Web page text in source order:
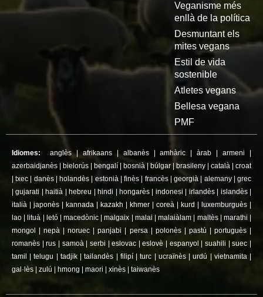
Veganisme més
enllà de la política
Desmuntant els
mites vegans
Estil de vida
sostenible
Atletes vegans
Bellesa vegana
PMF
Idiomes: anglès| afrikaans| albanès|amhàric |àrab |armeni
azerbaidjanès
bielorús bengalí bosnià|búlgar | brasileny català
croat
|txec danès| holandès estonià|finès francès|georgià alemany|grec
|gujarati haitià hebreu hindi hongarès| indonesi irlandès| islandès|
italià
japonès kannada kazakh khmer coreà kurd luxemburguès
lao
lituà letó|macedònic |malgaix malai |malaiàlam maltès| marathi
mongol
|nepà |noruec |panjabi persa| polonès| pastú portuguès|
romanès |rus samoà| serbi |eslovac |eslovè espanyol |suahili |suec
tamil
|telugu tadjik|tailandès filipí|turc ucraïnès|urdú vietnamita|
gal·lès
zulú hmong maori xinès taiwanès